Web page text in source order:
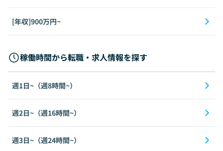
[年収]900万円~
稼働時間から転職・求人情報を探す
週1日~（週8時間~）
週2日~（週16時間~）
週3日~（週24時間~）